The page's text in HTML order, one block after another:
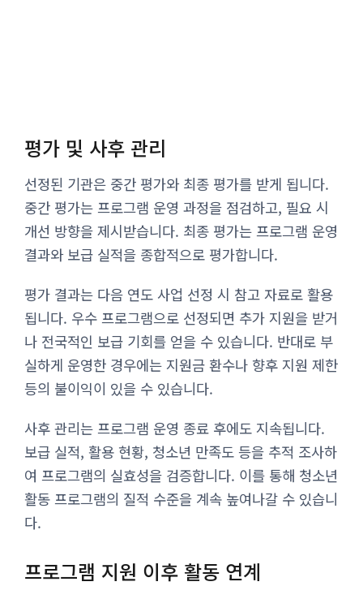
평가 및 사후 관리
선정된 기관은 중간 평가와 최종 평가를 받게 됩니다.
중간 평가는 프로그램 운영 과정을 점검하고, 필요 시
개선 방향을 제시받습니다. 최종 평가는 프로그램 운영
결과와 보급 실적을 종합적으로 평가합니다.
평가 결과는 다음 연도 사업 선정 시 참고 자료로 활용
됩니다. 우수 프로그램으로 선정되면 추가 지원을 받거
나 전국적인 보급 기회를 얻을 수 있습니다. 반대로 부
실하게 운영한 경우에는 지원금 환수나 향후 지원 제한
등의 불이익이 있을 수 있습니다.
사후 관리는 프로그램 운영 종료 후에도 지속됩니다.
보급 실적, 활용 현황, 청소년 만족도 등을 추적 조사하
여 프로그램의 실효성을 검증합니다. 이를 통해 청소년
활동 프로그램의 질적 수준을 계속 높여나갈 수 있습니
다.
프로그램 지원 이후 활동 연계